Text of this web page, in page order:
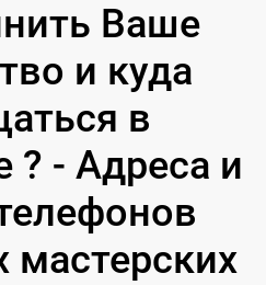
Ваше
и куда
в
? - Адреса и
мастерских